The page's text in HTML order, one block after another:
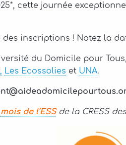
cette journée
des inscriptions ! Notez la
du Domicile pour Tous,
Les Ecossolies et UNA.
mois de l’ESSde la CRESS